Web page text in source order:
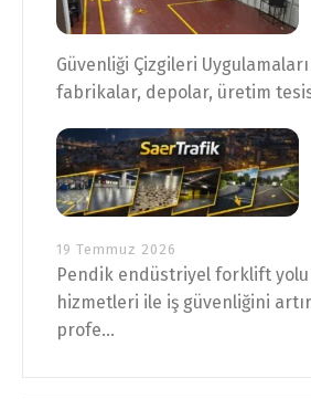
Güvenliği Çizgileri
fabrikalar, depolar, üretim
19 Temmuz 2026
Pendik endüstriyel forklift
hizmetleri ile iş güvenliğini
profe...